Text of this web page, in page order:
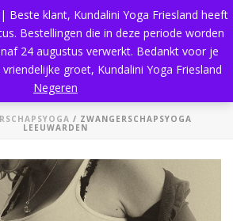
Leeuwarden
/ ZWANGERSCHAPSYOGA
LEEUWARDEN
Beste klant, Kundalini Yoga Friesland heeft
Bestellingen die in deze periode worden
24 augustus verwerkt. Bedankt voor je
groet, Kundalini Yoga Friesland
Negeren